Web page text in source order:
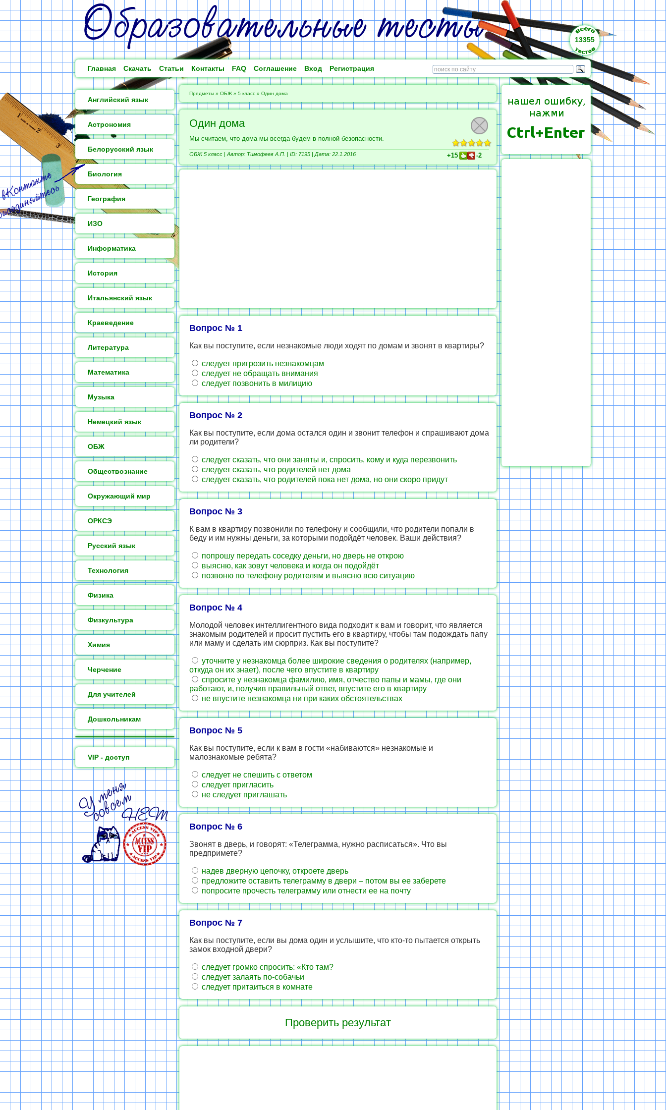
13355
Главная Скачать Статьи Контакты FAQ Соглашение Вход Регистрация
Английский язык
Астрономия
Белорусский язык
Биология
География
ИЗО
Информатика
История
Итальянский язык
Краеведение
Литература
Математика
Музыка
Немецкий язык
ОБЖ
Обществознание
Окружающий мир
ОРКСЭ
Русский язык
Технология
Физика
Физкультура
Химия
Черчение
Для учителей
Дошкольникам
VIP - доступ
Предметы » ОБЖ » 5 класс » Один дома
Один дома
Мы считаем, что дома мы всегда будем в полной безопасности.
ОБЖ 5 класс | Автор: Тимофеев А.П. | ID: 7195 | Дата: 22.1.2016 +15 -2
Вопрос № 1
Как вы поступите, если незнакомые люди ходят по домам и звонят в квартиры?
следует пригрозить незнакомцам
следует не обращать внимания
следует позвонить в милицию
Вопрос № 2
Как вы поступите, если дома остался один и звонит телефон и спрашивают дома
ли родители?
следует сказать, что они заняты и, спросить, кому и куда перезвонить
следует сказать, что родителей нет дома
следует сказать, что родителей пока нет дома, но они скоро придут
Вопрос № 3
К вам в квартиру позвонили по телефону и сообщили, что родители попали в
беду и им нужны деньги, за которыми подойдёт человек. Ваши действия?
попрошу передать соседку деньги, но дверь не открою
выясню, как зовут человека и когда он подойдёт
позвоню по телефону родителям и выясню всю ситуацию
Вопрос № 4
Молодой человек интеллигентного вида подходит к вам и говорит, что является
знакомым родителей и просит пустить его в квартиру, чтобы там подождать папу
или маму и сделать им сюрприз. Как вы поступите?
уточните у незнакомца более широкие сведения о родителях (например,
откуда он их знает), после чего впустите в квартиру
спросите у незнакомца фамилию, имя, отчество папы и мамы, где они
работают, и, получив правильный ответ, впустите его в квартиру
не впустите незнакомца ни при каких обстоятельствах
Вопрос № 5
Как вы поступите, если к вам в гости «набиваются» незнакомые и
малознакомые ребята?
следует не спешить с ответом
следует пригласить
не следует приглашать
Вопрос № 6
Звонят в дверь, и говорят: «Телеграмма, нужно расписаться». Что вы
предпримете?
надев дверную цепочку, откроете дверь
предложите оставить телеграмму в двери – потом вы ее заберете
попросите прочесть телеграмму или отнести ее на почту
Вопрос № 7
Как вы поступите, если вы дома один и услышите, что кто-то пытается открыть
замок входной двери?
следует громко спросить: «Кто там?
следует залаять по-собачьи
следует притаиться в комнате